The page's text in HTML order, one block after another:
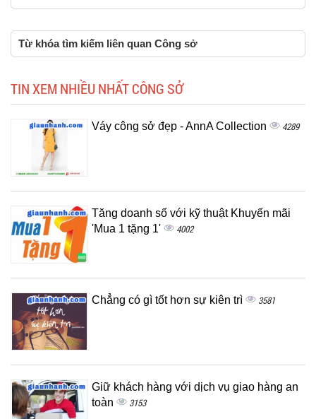
Từ khóa tìm kiếm liên quan Công sở
TIN XEM NHIỀU NHẤT CÔNG SỞ
Váy công sở đẹp - AnnA Collection 4289
Tăng doanh số với kỹ thuật Khuyến mãi
'Mua 1 tặng 1'
4002
Chẳng có gì tốt hơn sự kiên trì 3581
Giữ khách hàng với dịch vụ giao hàng an
toàn
3153